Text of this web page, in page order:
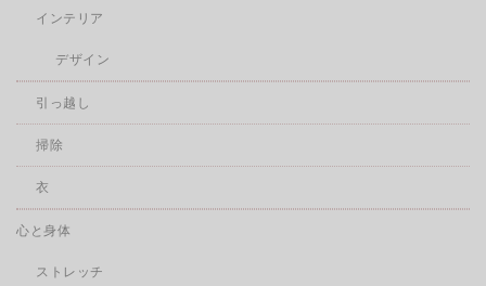
インテリア
デザイン
引っ越し
掃除
衣
心と身体
ストレッチ